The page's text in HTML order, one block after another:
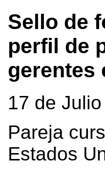
Sello de
perfil de
gerentes
17 de
Pareja
Estados